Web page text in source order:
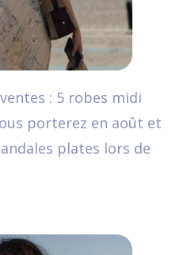
: 5 robes midi
porterez en août et
plates lors de